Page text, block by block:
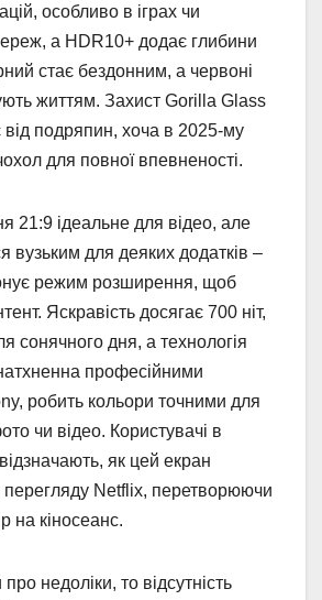
особливо в іграх чи
а HDR10+ додає глибини
стає бездонним, а червоні
життям. Захист Gorilla Glass
від подряпин, хоча в 2025-му
для повної впевненості.
21:9 ідеальне для відео, але
вузьким для деяких додатків –
режим розширення, щоб
Яскравість досягає 700 ніт,
сонячного дня, а технологія
професійними
робить кольори точними для
чи відео. Користувачі в
як цей екран
перегляду Netflix, перетворюючи
на кіносеанс.
недоліки, то відсутність